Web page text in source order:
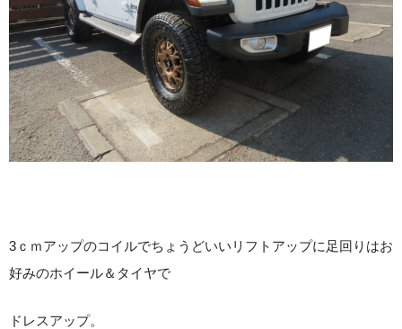
3ｃｍアップのコイルでちょうどいいリフトアップに足回りはお
好みのホイール＆タイヤで
ドレスアップ。